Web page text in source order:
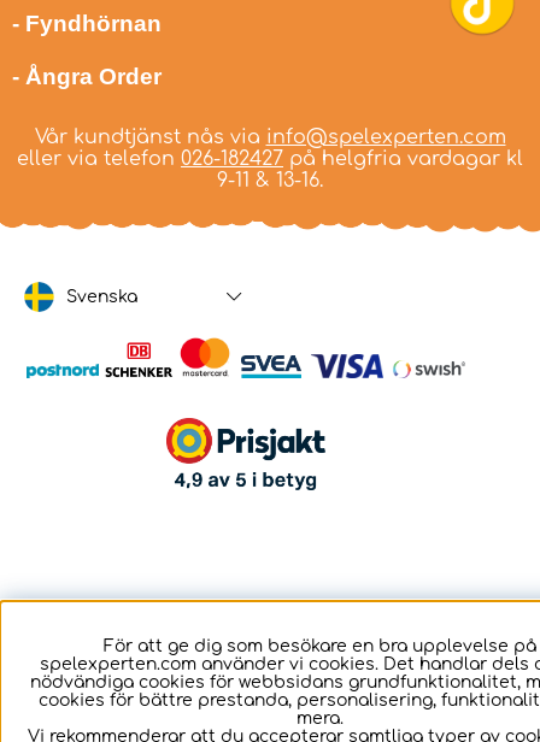
- Fyndhörnan
- Ångra Order
Vår kundtjänst nås via info@spelexperten.com
eller via telefon 026-182427 på helgfria vardagar kl
9-11 & 13-16.
Svenska
För att ge dig som besökare en bra upplevelse på
spelexperten.com använder vi cookies. Det handlar dels
nödvändiga cookies för webbsidans grundfunktionalitet,
cookies för bättre prestanda, personalisering,
mera.
Vi rekommenderar att du accepterar samtliga typer av